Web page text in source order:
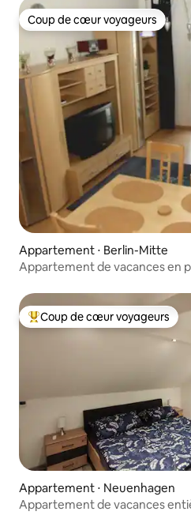
Coup de cœur voyageurs
Coup de cœur voyageurs
Appartement ⋅ Berlin-Mitte
Appartement de vacances en
Coups de cœur voyageurs les
Coup de cœur voyageurs
Appartement ⋅ Neuenhagen
Appartement de vacances